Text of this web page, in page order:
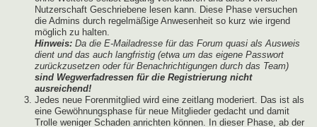
Nutzerschaft Geschriebene lesen kann. Diese Phase versuchen
die Admins durch regelmäßige Anwesenheit so kurz wie irgend
möglich zu halten.
Hinweis: Da die E-Mailadresse für das Forum quasi als Ausweis
dient und das auch langfristig (etwa um das eigene Passwort
zurückzusetzen oder für Benachrichtigungen durch das Team)
sind Wegwerfadressen für die Registrierung nicht
ausreichend!
Jedes neue Forenmitglied wird eine zeitlang moderiert. Das ist als
eine Gewöhnungsphase für neue Mitglieder gedacht und damit
Trolle weniger Schaden anrichten können. In dieser Phase, ab der